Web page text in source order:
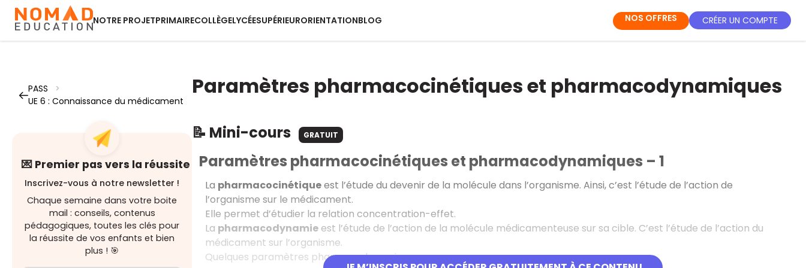
NOTRE PROJETPRIMAIRECOLLÈGELYCÉESUPÉRIEURORIENTATIONBLOG NOS OFFRES CRÉER UN COMPTE
PASS
>
UE 6 : Connaissance du médicament
💌 Premier pas vers la réussite
Inscrivez-vous à notre newsletter !
Chaque semaine dans votre boite
mail : conseils, contenus
pédagogiques, toutes les clés pour
la réussite de vos enfants et bien
plus ! 🎯
Paramètres pharmacocinétiques et pharmacodynamiques
📝 Mini-cours GRATUIT
Paramètres pharmacocinétiques et pharmacodynamiques – 1
La pharmacocinétiqueest l’étude du devenir de la molécule dans l’organisme. Ainsi, c’est l’étude de l’action de
l’organisme sur le médicament.
Elle permet d’étudier la relation concentration-effet.
La pharmacodynamieest l’étude de l’action de la molécule médicamenteuse sur sa cible. C’est l’étude de l’action du
médicament sur l’organisme.
Quelques paramètres pharmacodynamiques: